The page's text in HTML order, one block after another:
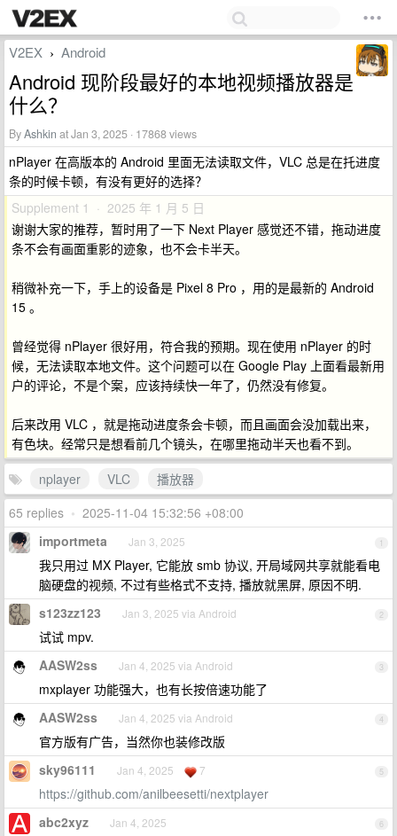
V2EX › Android
Android 现阶段最好的本地视频播放器是
什么？
ByAshkin at Jan 3, 2025 · 17868 views
nPlayer 在高版本的 Android 里面无法读取文件，VLC 总是在托进度
条的时候卡顿，有没有更好的选择？
Supplement 1 · 2025 年 1 月 5 日
谢谢大家的推荐，暂时用了一下 Next Player 感觉还不错，拖动进度
条不会有画面重影的迹象，也不会卡半天。
稍微补充一下，手上的设备是 Pixel 8 Pro ，用的是最新的 Android
15 。
曾经觉得 nPlayer 很好用，符合我的预期。现在使用 nPlayer 的时
候，无法读取本地文件。这个问题可以在 Google Play 上面看最新用
户的评论，不是个案，应该持续快一年了，仍然没有修复。
后来改用 VLC ，就是拖动进度条会卡顿，而且画面会没加载出来，
有色块。经常只是想看前几个镜头，在哪里拖动半天也看不到。
nplayer
VLC
播放器
65 replies • 2025-11-04 15:32:56 +08:00
1
importmeta Jan 3, 2025
我只用过 MX Player, 它能放 smb 协议, 开局域网共享就能看电
脑硬盘的视频, 不过有些格式不支持, 播放就黑屏, 原因不明.
2
s123zz123 Jan 3, 2025 via Android
试试 mpv.
3
AASW2ss Jan 4, 2025 via Android
mxplayer 功能强大，也有长按倍速功能了
4
AASW2ss Jan 4, 2025 via Android
官方版有广告，当然你也装修改版
5
sky96111 Jan 4, 2025 7
https://github.com/anilbeesetti/nextplayer
6
abc2xyz Jan 4, 2025